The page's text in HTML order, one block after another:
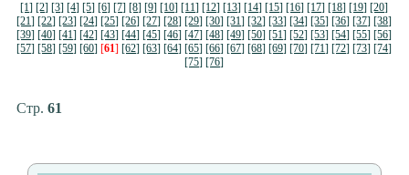
[1] [2] [3] [4] [5] [6] [7] [8] [9] [10] [11] [12] [13] [14] [15] [16] [17] [18] [19] [20]
[21] [22] [23] [24] [25] [26] [27] [28] [29] [30] [31] [32] [33] [34] [35] [36] [37] [38]
[39] [40] [41] [42] [43] [44] [45] [46] [47] [48] [49] [50] [51] [52] [53] [54] [55] [56]
[57] [58] [59] [60] [61] [62] [63] [64] [65] [66] [67] [68] [69] [70] [71] [72] [73] [74]
[75] [76]
Стр. 61